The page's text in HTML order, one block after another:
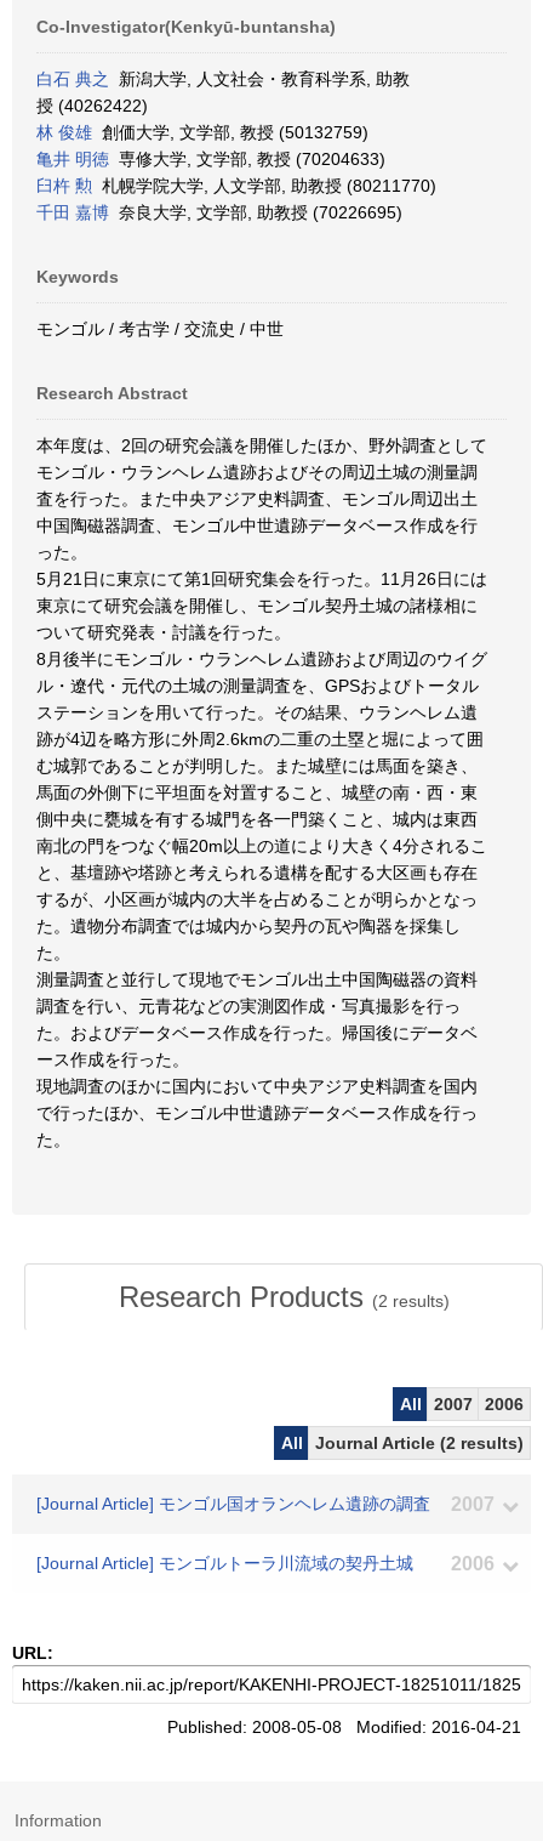
Co-Investigator(Kenkyū-buntansha)
白石 典之
新潟大学, 人文社会・教育科学系, 助教
授 (40262422)
林 俊雄 創価大学, 文学部, 教授 (50132759)
亀井 明徳 専修大学, 文学部, 教授 (70204633)
臼杵 勲 札幌学院大学, 人文学部, 助教授 (80211770)
千田 嘉博 奈良大学, 文学部, 助教授 (70226695)
Keywords
モンゴル / 考古学 / 交流史 / 中世
Research Abstract
本年度は、2回の研究会議を開催したほか、野外調査として
モンゴル・ウランヘレム遺跡およびその周辺土城の測量調
査を行った。また中央アジア史料調査、モンゴル周辺出土
中国陶磁器調査、モンゴル中世遺跡データベース作成を行
った。
5月21日に東京にて第1回研究集会を行った。11月26日には
東京にて研究会議を開催し、モンゴル契丹土城の諸様相に
ついて研究発表・討議を行った。
8月後半にモンゴル・ウランヘレム遺跡および周辺のウイグ
ル・遼代・元代の土城の測量調査を、GPSおよびトータル
ステーションを用いて行った。その結果、ウランヘレム遺
跡が4辺を略方形に外周2.6kmの二重の土塁と堀によって囲
む城郭であることが判明した。また城壁には馬面を築き、
馬面の外側下に平坦面を対置すること、城壁の南・西・東
側中央に甕城を有する城門を各一門築くこと、城内は東西
南北の門をつなぐ幅20m以上の道により大きく4分されるこ
と、基壇跡や塔跡と考えられる遺構を配する大区画も存在
するが、小区画が城内の大半を占めることが明らかとなっ
た。遺物分布調査では城内から契丹の瓦や陶器を採集し
た。
測量調査と並行して現地でモンゴル出土中国陶磁器の資料
調査を行い、元青花などの実測図作成・写真撮影を行っ
た。およびデータベース作成を行った。帰国後にデータベ
ース作成を行った。
現地調査のほかに国内において中央アジア史料調査を国内
で行ったほか、モンゴル中世遺跡データベース作成を行っ
た。
Research Products (2 results)
All 2007
2006
All
Journal Article (2 results)
[Journal Article] モンゴル国オランヘレム遺跡の調査 2007
[Journal Article] モンゴルトーラ川流域の契丹土城 2006
URL:
Published: 2008-05-08 Modified: 2016-04-21
Information